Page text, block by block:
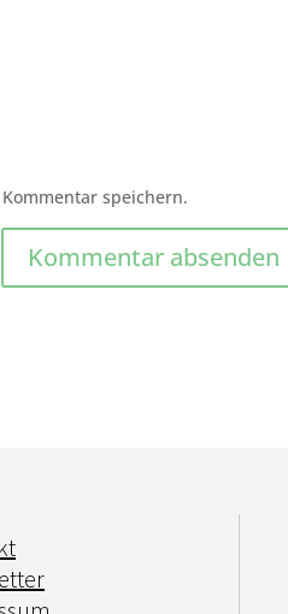
speichern.